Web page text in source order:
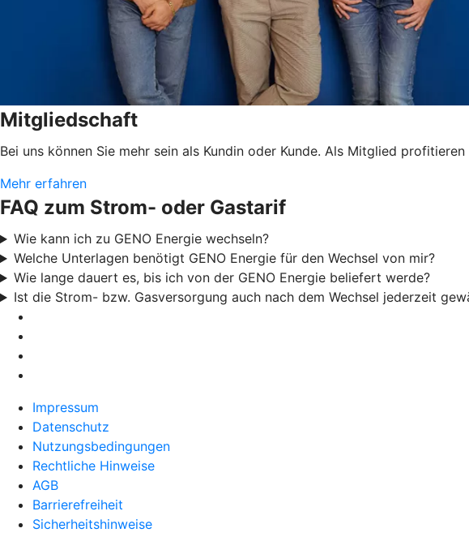
Mitgliedschaft
Bei uns können Sie mehr sein als Kundin oder Kunde. Als Mitglied
Mehr erfahren
FAQ zum Strom- oder Gastarif
Wie kann ich zu GENO Energie wechseln?
Welche Unterlagen benötigt GENO Energie für den Wechsel von mir?
Wie lange dauert es, bis ich von der GENO Energie beliefert werde?
Ist die Strom- bzw. Gasversorgung auch nach dem Wechsel jederzeit
Impressum
Datenschutz
Nutzungsbedingungen
Rechtliche Hinweise
AGB
Barrierefreiheit
Sicherheitshinweise